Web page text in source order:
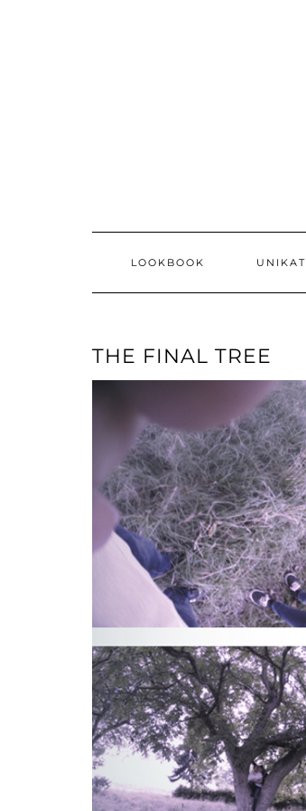
LOOKBOOK
THE FINAL TREE